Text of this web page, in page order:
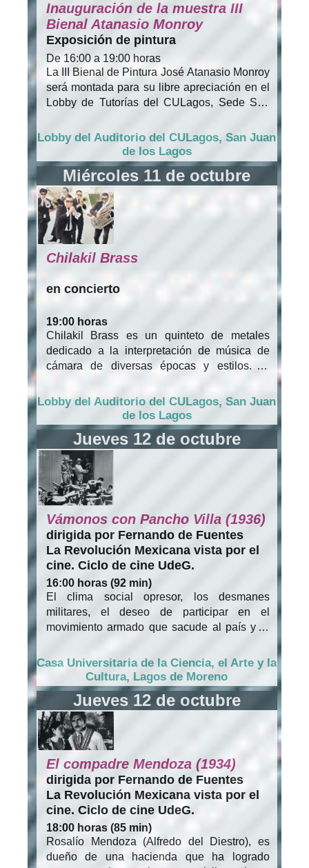
Inauguración de la muestra III
Bienal Atanasio Monroy
Exposición de pintura
De 16:00 a 19:00 horas
La III Bienal de Pintura José Atanasio Monroy
será montada para su libre apreciación en el
Lobby de Tutorías del CULagos, Sede San
esta convocatoria refrenda los objetivos de
fomentar la pintura, como una plataforma de
impulso y difusión a noveles creadores y
artistas consolidados.
En esta ocasión asume carácter
internacional, ya que pudieron participar
pintores mexicanos radicados en Estados
Unidos, que poseen doble nacionalidad o
bien, que son hijos de mexicanos. La
respectivas categorías de Artistas
son:
* Ruina arquitectónica
, de Jacqueline Judith
Lozano Murillo
* Vestigios
, de Paul Lozano Méndez
, de Cristina Sandor
* La morena y su perra, de David Octavio
* Sylvia, de Jessica Michelle Hernández
Campos
Lobby del Auditorio del CULagos, San Juan
de los Lagos
Miércoles 11 de octubre
Chilakil Brass
en concierto
19:00 horas
Chilakil Brass es un quinteto de metales
dedicado a la interpretación de música de
cámara de diversas épocas y estilos. El
trompetas, trombón, corno francés y tuba.
Desde su formación en 2010, ha conseguido
un sello muy propio al incorporar durante sus
conciertos un toque fresco y divertido,
ofreciendo un amplio repertorio que abarcan
desde la música renacentista, barroca y
clásica hasta llegar a la música
contemporánea, pasando por el jazz y la
música mexicana.
Lobby del Auditorio del CULagos, San Juan
de los Lagos
Jueves 12 de octubre
Vámonos con Pancho Villa (1936)
dirigida por Fernando de Fuentes
La Revolución Mexicana vista por el
cine. Ciclo de cine UdeG.
16:00 horas (92 min)
El clima social opresor, los desmanes
militares, el deseo de participar en el
movimiento armado que sacude al país y la
impulsa a “Los leones de San Pablo”, seis
agricultores sencillos, a ‘meterse a la bola’
para ir al encuentro con su muerte, sin que la
ofrenda de sus vidas modifique las
circunstancias sociales.
Casa Universitaria de la Ciencia, el Arte y la
Cultura, Lagos de Moreno
Jueves 12 de octubre
El compadre Mendoza (1934)
dirigida por Fernando de Fuentes
La Revolución Mexicana vista por el
cine. Ciclo de cine UdeG.
18:00 horas (85 min)
Rosalío Mendoza (Alfredo del Diestro), es
dueño de una hacienda que ha logrado